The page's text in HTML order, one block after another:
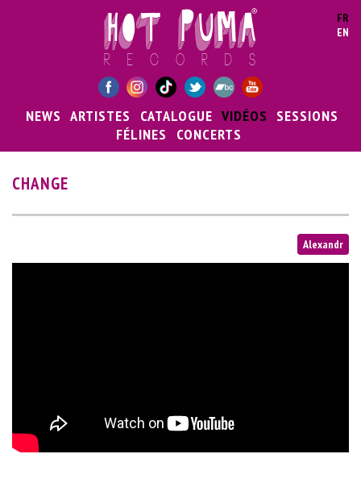
FR
EN
NEWS ARTISTES CATALOGUE VIDÉOS SESSIONS
FÉLINES
CONCERTS
CHANGE
Alexandr